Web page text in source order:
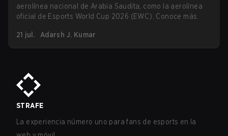
aerolínea nacional de Arabia Saudita, como la aerolínea
oficial de Esports World Cup 2026 (EWC). Conoce más.
21 jul. Adarsh J. Kumar
STRAFE
La experiencia número uno para fans de esports en la